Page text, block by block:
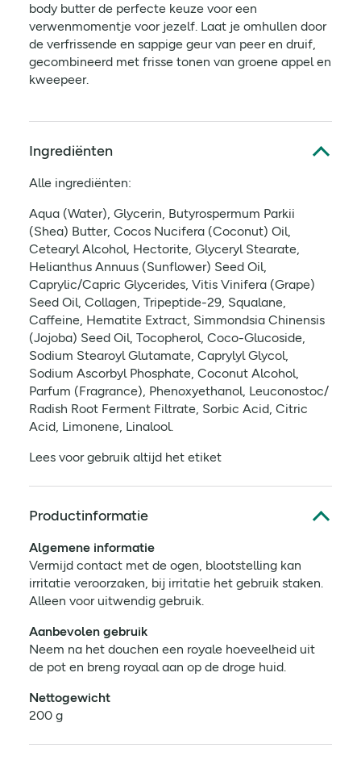
body butter de perfecte keuze voor een
verwenmomentje voor jezelf. Laat je omhullen door
de verfrissende en sappige geur van peer en druif,
gecombineerd met frisse tonen van groene appel en
kweepeer.
Ingrediënten
Alle ingrediënten:
Aqua (Water), Glycerin, Butyrospermum Parkii
(Shea) Butter, Cocos Nucifera (Coconut) Oil,
Cetearyl Alcohol, Hectorite, Glyceryl Stearate,
Helianthus Annuus (Sunflower) Seed Oil,
Caprylic/Capric Glycerides, Vitis Vinifera (Grape)
Seed Oil, Collagen, Tripeptide-29, Squalane,
Caffeine, Hematite Extract, Simmondsia Chinensis
(Jojoba) Seed Oil, Tocopherol, Coco-Glucoside,
Sodium Stearoyl Glutamate, Caprylyl Glycol,
Sodium Ascorbyl Phosphate, Coconut Alcohol,
Parfum (Fragrance), Phenoxyethanol, Leuconostoc/
Radish Root Ferment Filtrate, Sorbic Acid, Citric
Acid, Limonene, Linalool.
Lees voor gebruik altijd het etiket
Productinformatie
Algemene informatie
Vermijd contact met de ogen, blootstelling kan
irritatie veroorzaken, bij irritatie het gebruik staken.
Alleen voor uitwendig gebruik.
Aanbevolen gebruik
Neem na het douchen een royale hoeveelheid uit
de pot en breng royaal aan op de droge huid.
Nettogewicht
200 g